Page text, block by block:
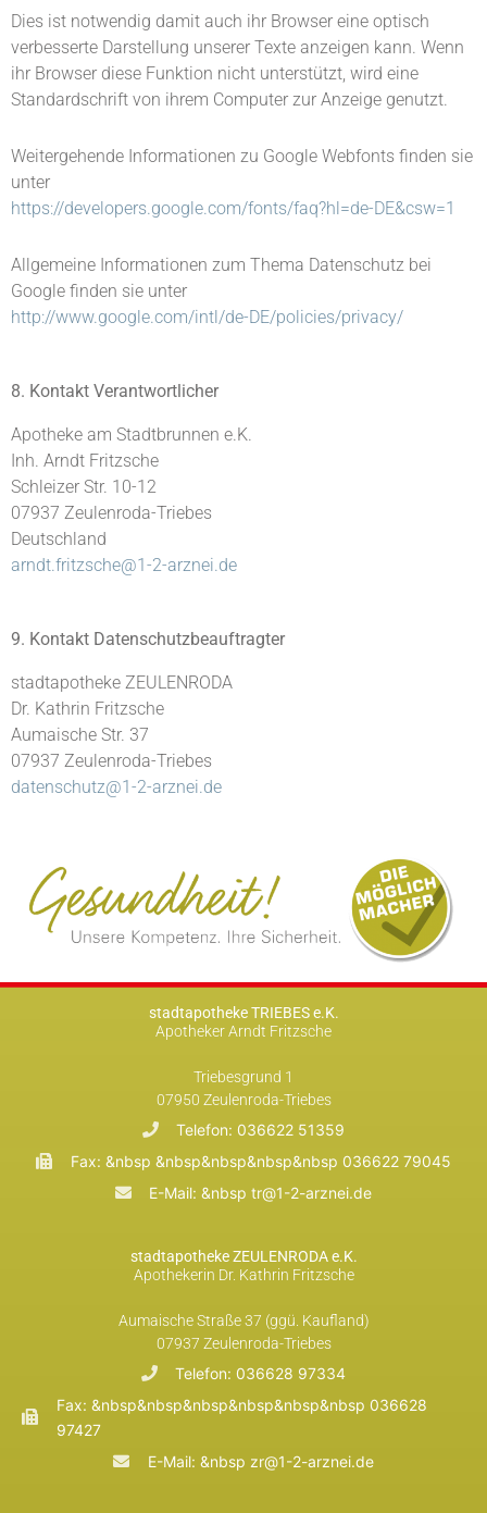
Dies ist notwendig damit auch ihr Browser eine optisch
verbesserte Darstellung unserer Texte anzeigen kann. Wenn
ihr Browser diese Funktion nicht unterstützt, wird eine
Standardschrift von ihrem Computer zur Anzeige genutzt.
Weitergehende Informationen zu Google Webfonts finden sie
unter
https://developers.google.com/fonts/faq?hl=de-DE&csw=1
Allgemeine Informationen zum Thema Datenschutz bei
Google finden sie unter
http://www.google.com/intl/de-DE/policies/privacy/
8. Kontakt Verantwortlicher
Apotheke am Stadtbrunnen e.K.
Inh. Arndt Fritzsche
Schleizer Str. 10-12
07937 Zeulenroda-Triebes
Deutschland
arndt.fritzsche@1-2-arznei.de
9. Kontakt Datenschutzbeauftragter
stadtapotheke ZEULENRODA
Dr. Kathrin Fritzsche
Aumaische Str. 37
07937 Zeulenroda-Triebes
datenschutz@1-2-arznei.de
stadtapotheke TRIEBES e.K.
Apotheker Arndt Fritzsche
Triebesgrund 1
07950 Zeulenroda-Triebes
Telefon: 036622 51359
Fax: &nbsp &nbsp&nbsp&nbsp&nbsp 036622 79045
E-Mail: &nbsp tr@1-2-arznei.de
stadtapotheke ZEULENRODA e.K.
Apothekerin Dr. Kathrin Fritzsche
Aumaische Straße 37 (ggü. Kaufland)
07937 Zeulenroda-Triebes
Telefon: 036628 97334
Fax: &nbsp&nbsp&nbsp&nbsp&nbsp&nbsp 036628
97427
E-Mail: &nbsp zr@1-2-arznei.de